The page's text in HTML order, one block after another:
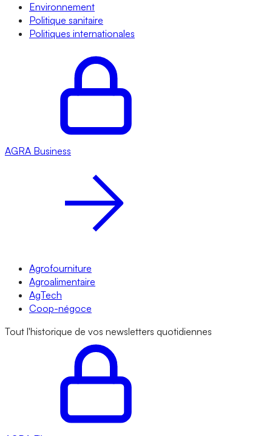
Environnement
Politique sanitaire
Politiques internationales
AGRA Business
Agrofourniture
Agroalimentaire
AgTech
Coop-négoce
Tout l'historique de vos newsletters quotidiennes